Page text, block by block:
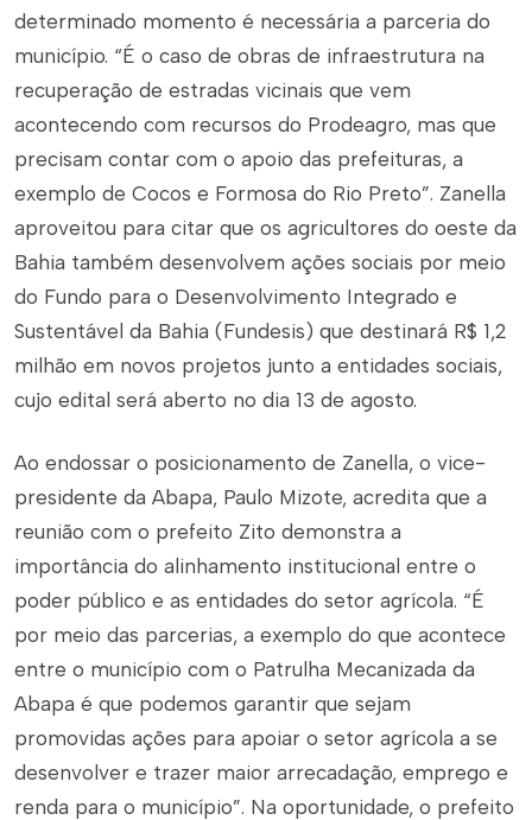
determinado momento é necessária a parceria do
município. “É o caso de obras de infraestrutura na
recuperação de estradas vicinais que vem
acontecendo com recursos do Prodeagro, mas que
precisam contar com o apoio das prefeituras, a
exemplo de Cocos e Formosa do Rio Preto”. Zanella
aproveitou para citar que os agricultores do oeste da
Bahia também desenvolvem ações sociais por meio
do Fundo para o Desenvolvimento Integrado e
Sustentável da Bahia (Fundesis) que destinará R$ 1,2
milhão em novos projetos junto a entidades sociais,
cujo edital será aberto no dia 13 de agosto.
Ao endossar o posicionamento de Zanella, o vice-
presidente da Abapa, Paulo Mizote, acredita que a
reunião com o prefeito Zito demonstra a
importância do alinhamento institucional entre o
poder público e as entidades do setor agrícola. “É
por meio das parcerias, a exemplo do que acontece
entre o município com o Patrulha Mecanizada da
Abapa é que podemos garantir que sejam
promovidas ações para apoiar o setor agrícola a se
desenvolver e trazer maior arrecadação, emprego e
renda para o município”. Na oportunidade, o prefeito